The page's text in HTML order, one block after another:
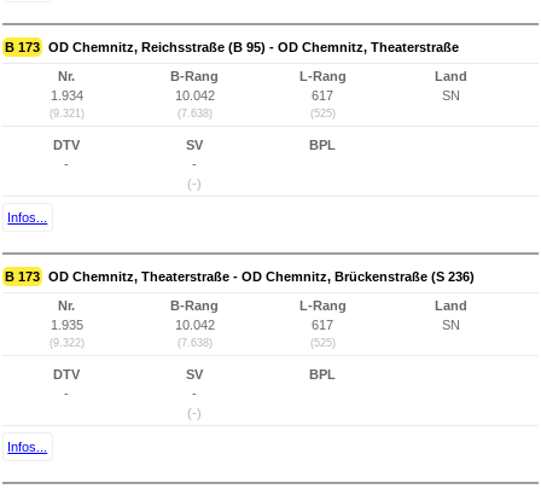
B 173 OD Chemnitz, Reichsstraße (B 95) - OD Chemnitz, Theaterstraße
Nr.
1.934
(9.321)
B-Rang
10.042
(7.638)
L-Rang
617
(525)
Land
SN
DTV
-
SV
-
(-)
BPL
Infos...
B 173 OD Chemnitz, Theaterstraße - OD Chemnitz, Brückenstraße (S 236)
Nr.
1.935
(9.322)
B-Rang
10.042
(7.638)
L-Rang
617
(525)
Land
SN
DTV
-
SV
-
(-)
BPL
Infos...